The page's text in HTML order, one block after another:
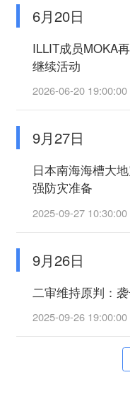
6月20日
ILLIT成员MOKA
继续活动
2026-06-20 19:00:00
9月27日
日本南海海槽大
强防灾准备
2025-09-27 10:30:00
9月26日
二审维持原判：
2025-09-26 19:00:00